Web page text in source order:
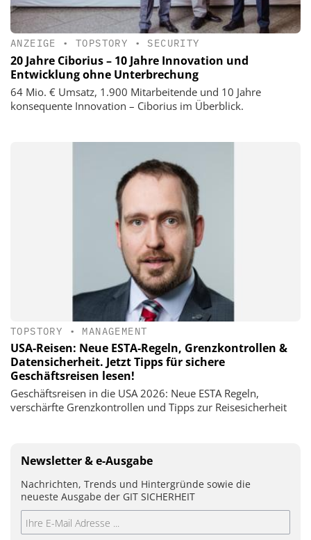
ANZEIGE •TOPSTORY • SECURITY
20 Jahre Ciborius – 10 Jahre Innovation und
Entwicklung ohne Unterbrechung
64 Mio. € Umsatz, 1.900 Mitarbeitende und 10 Jahre
konsequente Innovation – Ciborius im Überblick.
TOPSTORY • MANAGEMENT
USA-Reisen: Neue ESTA-Regeln, Grenzkontrollen &
Datensicherheit. Jetzt Tipps für sichere
Geschäftsreisen lesen!
Geschäftsreisen in die USA 2026: Neue ESTA Regeln,
verschärfte Grenzkontrollen und Tipps zur Reisesicherheit
Newsletter & e-Ausgabe
Nachrichten, Trends und Hintergründe sowie die
neueste Ausgabe der GIT SICHERHEIT